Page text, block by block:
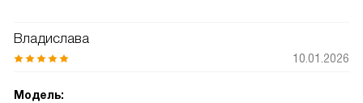
достаточно одного цикла, и внутренняя камера почти как
новая. TFT‑дисплей удобен: все режимы читаются
старта работают без сбоев.
Владислава
10.01.2026
Модель: